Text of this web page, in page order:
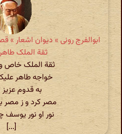
ثقة الملک
ثقة الملک خاص
خواجه طاهر
به قدوم عزیز
مصر کرد و ز مصر
نور او نور
[...]